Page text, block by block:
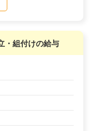
・組付けの給与